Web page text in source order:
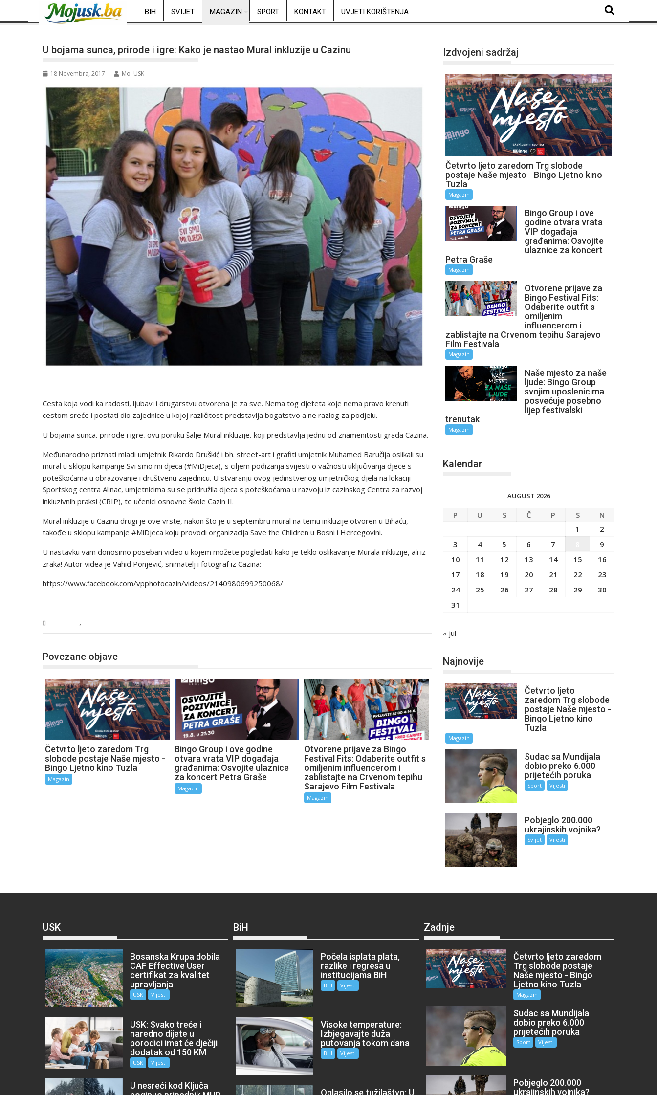
BIH SVIJET MAGAZIN SPORT KONTAKT UVJETI KORIŠTENJA
U bojama sunca, prirode i igre: Kako je nastao Mural inkluzije u Cazinu
18 Novembra, 2017 Moj USK
Cesta koja vodi ka radosti, ljubavi i drugarstvu otvorena je za sve. Nema tog djeteta koje nema pravo krenuti
cestom sreće i postati dio zajednice u kojoj različitost predstavlja bogatstvo a ne razlog za podjelu.
U bojama sunca, prirode i igre, ovu poruku šalje Mural inkluzije, koji predstavlja jednu od znamenitosti grada Cazina.
Međunarodno priznati mladi umjetnik Rikardo Druškić i bh. street-art i grafiti umjetnik Muhamed Baručija oslikali su
mural u sklopu kampanje Svi smo mi djeca (#MiDjeca), s ciljem podizanja svijesti o važnosti uključivanja djece s
poteškoćama u obrazovanje i društvenu zajednicu. U stvaranju ovog jedinstvenog umjetničkog djela na lokaciji
Sportskog centra Alinac, umjetnicima su se pridružila djeca s poteškoćama u razvoju iz cazinskog Centra za razvoj
inkluzivnih praksi (CRIP), te učenici osnovne škole Cazin II.
Mural inkluzije u Cazinu drugi je ove vrste, nakon što je u septembru mural na temu inkluzije otvoren u Bihaću,
takođe u sklopu kampanje #MiDjeca koju provodi organizacija Save the Children u Bosni i Hercegovini.
U nastavku vam donosimo poseban video u kojem možete pogledati kako je teklo oslikavanje Murala inkluzije, ali iz
zraka! Autor videa je Vahid Ponjević, snimatelj i fotograf iz Cazina:
https://www.facebook.com/vpphotocazin/videos/2140980699250068/
,
Povezane objave
Četvrto ljeto zaredom Trg
slobode postaje Naše mjesto -
Bingo Ljetno kino Tuzla
Magazin
Bingo Group i ove godine
otvara vrata VIP događaja
građanima: Osvojite ulaznice
za koncert Petra Graše
Magazin
Otvorene prijave za Bingo
Festival Fits: Odaberite outfit s
omiljenim influencerom i
zablistajte na Crvenom tepihu
Sarajevo Film Festivala
Magazin
Izdvojeni sadržaj
Četvrto ljeto zaredom Trg slobode
postaje Naše mjesto - Bingo Ljetno kino
Tuzla
Magazin
Bingo Group i ove
godine otvara vrata
VIP događaja
građanima: Osvojite
ulaznice za koncert
Petra Graše
Magazin
Otvorene prijave za
Bingo Festival Fits:
Odaberite outfit s
omiljenim
influencerom i
zablistajte na Crvenom tepihu Sarajevo
Film Festivala
Magazin
Naše mjesto za naše
ljude: Bingo Group
svojim uposlenicima
posvećuje posebno
lijep festivalski
trenutak
Magazin
Kalendar
AUGUST 2026
P U S Č P S
N
1
2
3
4 5 6 7
9
10
11 12 13 14 15
16
17
18 19 20 21 22
23
24
25 26 27 28 29
30
31
« jul
Najnovije
Četvrto ljeto
zaredom Trg slobode
postaje Naše mjesto -
Bingo Ljetno kino
Tuzla
Magazin
Sudac sa Mundijala
dobio preko 6.000
prijetećih poruka
Sport Vijesti
Pobjeglo 200.000
ukrajinskih vojnika?
Svijet Vijesti
USK
Bosanska Krupa dobila
CAF Effective User
certifikat za kvalitet
upravljanja
USK Vijesti
USK: Svako treće i
naredno dijete u
porodici imat će dječiji
dodatak od 150 KM
USK Vijesti
U nesreći kod Ključa
BiH
Počela isplata plata,
razlike i regresa u
institucijama BiH
BiH Vijesti
Visoke temperature:
Izbjegavajte duža
putovanja tokom dana
BiH Vijesti
Oglasilo se tužilaštvo: U
Zadnje
Četvrto ljeto zaredom
Trg slobode postaje
Naše mjesto - Bingo
Ljetno kino Tuzla
Magazin
Sudac sa Mundijala
dobio preko 6.000
prijetećih poruka
Sport Vijesti
Pobjeglo 200.000
ukrajinskih vojnika?